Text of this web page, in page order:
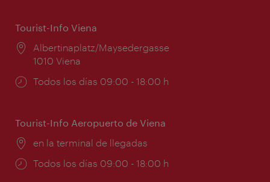
Tourist-Info Viena
Lugar:
Albertinaplatz/Maysedergasse
1010 Viena
Horarios
Todos los días 09:00 - 18:00 h
Tourist-Info Aeropuerto de Viena
Lugar:
en la terminal de llegadas
Horarios
Todos los días 09:00 - 18:00 h